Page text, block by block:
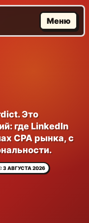
Меню
Это
где LinkedIn
CPA рынка, с
3 АВГУСТА 2026